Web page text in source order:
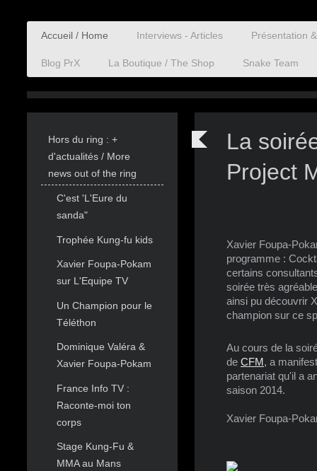
Accueil / Home Interviews - Articles Présentation
Blog PrX La Boutique / The Shop Snake Team
La
Project
Xavier Foupa-
programme :
certains
soirée très
ainsi pu découvrir
champion sur ce
Au cours de la
de CFM, a
partenariat qu'il a
saison 2014.
Xavier Foupa-
Hors du ring : +
d'actualités / More
news out of the ring
C'est 'L'Eure du
sanda"
Trophée Kung-fu kids
Xavier Foupa-Pokam
sur L'Equipe TV
Un Champion pour le
Téléthon
Dominique Valéra &
Xavier Foupa-Pokam
France Info TV :
Raconte-moi ton
corps
Stage Kung-Fu &
MMA au Mans